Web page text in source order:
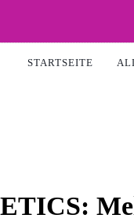
STARTSEITE